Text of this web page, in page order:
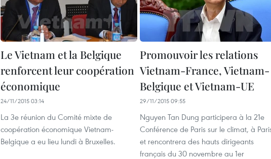
Le Vietnam et la Belgique
renforcent leur coopération
économique
24/11/2015 03:14
La 3e réunion du Comité mixte de
coopération économique Vietnam-
Belgique a eu lieu lundi à Bruxelles.
Promouvoir les relations
Vietnam-France, Vietnam-
Belgique et Vietnam-UE
29/11/2015 09:55
Nguyen Tan Dung participera à la 21e
Conférence de Paris sur le climat, à
et rencontrera des hauts dirigeants
français du 30 novembre au 1er